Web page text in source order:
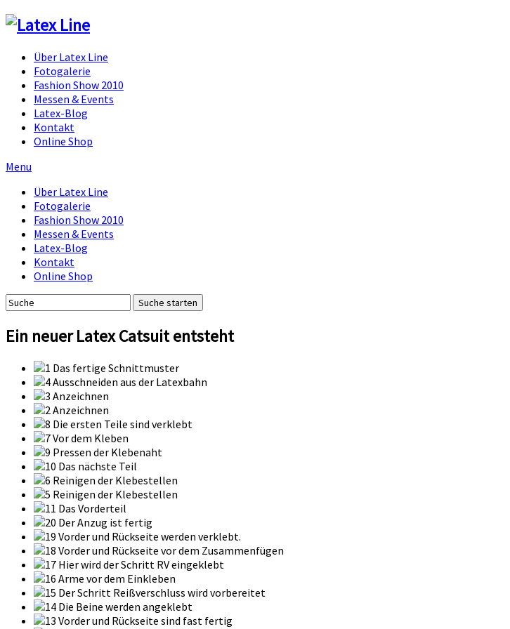
Über Latex Line
Fotogalerie
Fashion Show 2010
Messen & Events
Latex-Blog
Kontakt
Online Shop
Menu
Über Latex Line
Fotogalerie
Fashion Show 2010
Messen & Events
Latex-Blog
Kontakt
Online Shop
Ein neuer Latex Catsuit entsteht